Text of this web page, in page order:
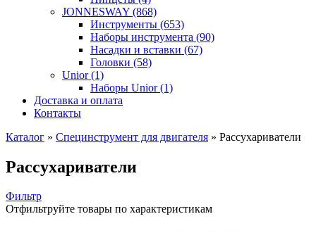
JONNESWAY (868)
Инструменты (653)
Наборы инструмента (90)
Насадки и вставки (67)
Головки (58)
Unior (1)
Наборы Unior (1)
Доставка и оплата
Контакты
Каталог » Специнструмент для двигателя » Рассухариватели
Рассухариватели
Фильтр
Отфильтруйте товары по характеристикам